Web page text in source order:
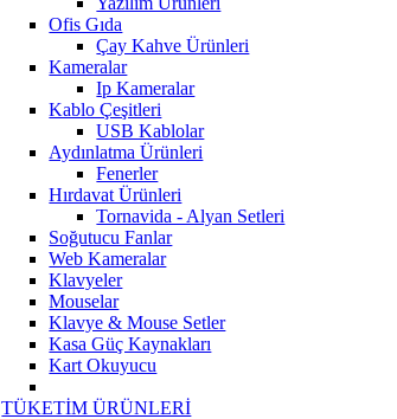
Ofis Gıda
Çay Kahve Ürünleri
Kameralar
Ip Kameralar
Kablo Çeşitleri
USB Kablolar
Aydınlatma Ürünleri
Fenerler
Hırdavat Ürünleri
Tornavida - Alyan Setleri
Soğutucu Fanlar
Web Kameralar
Klavyeler
Mouselar
Klavye & Mouse Setler
Kasa Güç Kaynakları
Kart Okuyucu
TÜKETİM ÜRÜNLERİ